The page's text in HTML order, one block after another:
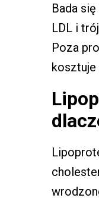
Bada
LDL i
Poza
kosztuje